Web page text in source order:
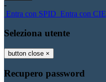
-
Entra con SPID Entra con CIE
Seleziona utente
button close ×
Recupero password